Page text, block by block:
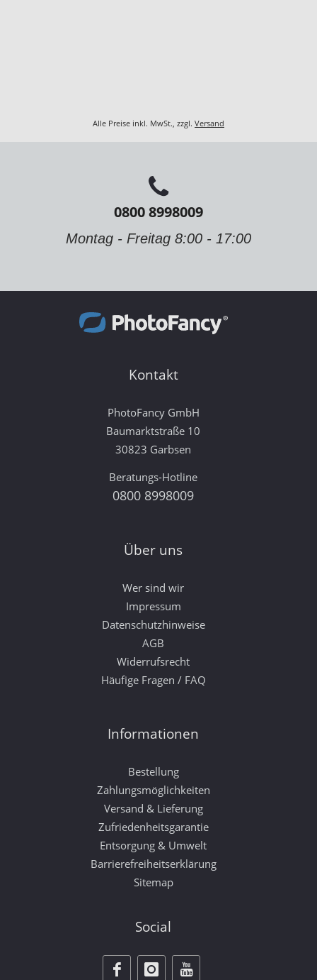
Alle Preise inkl. MwSt., zzgl. Versand
0800 8998009
Montag - Freitag 8:00 - 17:00
Kontakt
PhotoFancy GmbH
Baumarktstraße 10
30823 Garbsen
Beratungs-Hotline
0800 8998009
Über uns
Wer sind wir
Impressum
Datenschutzhinweise
AGB
Widerrufsrecht
Häufige Fragen / FAQ
Informationen
Bestellung
Zahlungsmöglichkeiten
Versand & Lieferung
Zufriedenheitsgarantie
Entsorgung & Umwelt
Barrierefreiheitserklärung
Sitemap
Social